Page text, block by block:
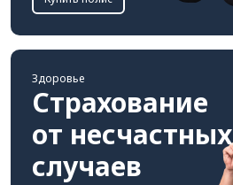
Здоровье
Страхование
от несчастных
случаев